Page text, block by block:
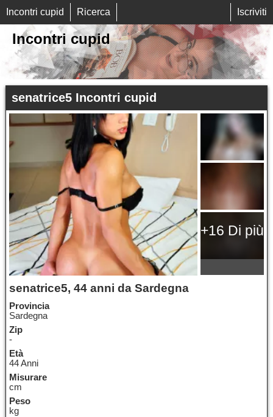
Incontri cupid Ricerca Iscriviti
Incontri cupid
senatrice5 Incontri cupid
+16 Di più
senatrice5, 44 anni da Sardegna
Provincia
Sardegna
Zip
-
Età
44 Anni
Misurare
cm
Peso
kg